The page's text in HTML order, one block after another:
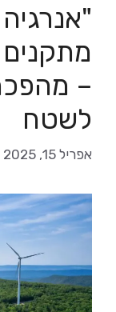
מתקנים
–
לשטח
אפריל 15, 2025